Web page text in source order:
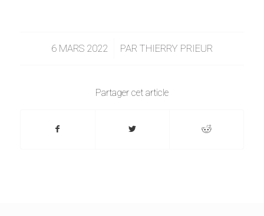
6 MARS 2022
/ PAR THIERRY PRIEUR
Partager cet article